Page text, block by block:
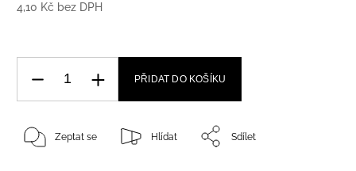
4,10 Kč bez DPH
PŘIDAT DO KOŠÍKU
Zeptat se Hlídat Sdílet